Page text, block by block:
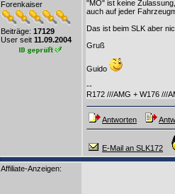
Forenkaiser
Beiträge: 17129
User seit 11.09.2004
"MO" ist keine
auch auf jeder
Das ist beim SLK aber
Gruß
Guido
--
R172 ///AMG + W176 ///
Antworten
E-Mail an SLK172
Affiliate-Anzeigen: